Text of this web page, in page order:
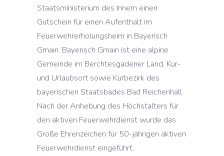
Staatsministerium des Innern einen
Gutschein für einen Aufenthalt im
Feuerwehrerholungsheim in Bayerisch
Gmain. Bayerisch Gmain ist eine alpine
Gemeinde im Berchtesgadener Land, Kur-
und Urlaubsort sowie Kurbezirk des
bayerischen Staatsbades Bad Reichenhall.
Nach der Anhebung des Höchstalters für
den aktiven Feuerwehrdienst wurde das
Große Ehrenzeichen für 50-jährigen aktiven
Feuerwehrdienst eingeführt.